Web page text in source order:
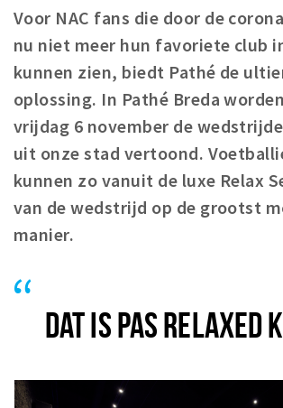
Health insurance
General practitioner and first aid
Q&A
DISCOUNTS
Spin the wheel!
LEISURE
Agenda
Museums, theatres & stages
Voor NAC fans die door de
nu niet meer hun favoriete club
kunnen zien, biedt Pathé de
oplossing. In Pathé Breda
vrijdag 6 november de
uit onze stad vertoond.
kunnen zo vanuit de luxe Relax
van de wedstrijd op de grootst
manier.
DAT IS PAS RELAXED